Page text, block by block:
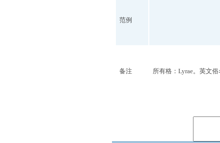
范例
备注 所有格：Lyrae。英文俗